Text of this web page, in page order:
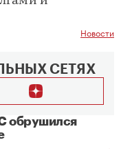
Новости
СЕТЯХ
обрушился